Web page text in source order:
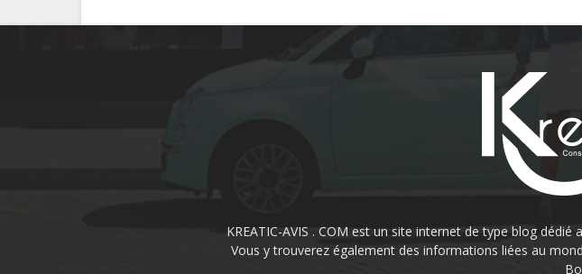
KREATIC-AVIS . COM est un site internet de type blog
Vous y trouverez également des informations liées au